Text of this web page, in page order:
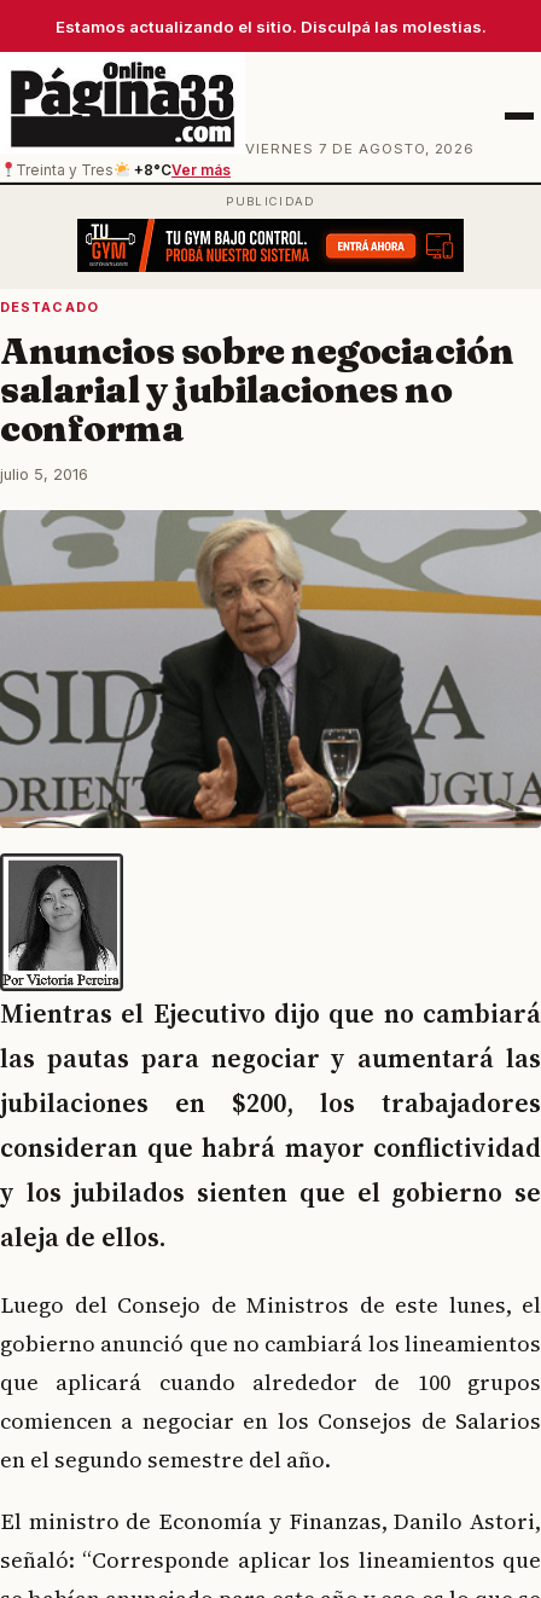
Estamos actualizando el sitio. Disculpá las molestias.
VIERNES 7 DE AGOSTO, 2026
Treinta y Tres
+8°CVer más
Menú
DESTACADO
Anuncios sobre negociación
salarial y jubilaciones no
conforma
julio 5, 2016
Mientras el Ejecutivo dijo que no cambiará
las pautas para negociar y aumentará las
jubilaciones en $200, los trabajadores
consideran que habrá mayor conflictividad
y los jubilados sienten que el gobierno se
aleja de ellos.
Luego del Consejo de Ministros de este lunes, el
gobierno anunció que no cambiará los lineamientos
que aplicará cuando alrededor de 100 grupos
comiencen a negociar en los Consejos de Salarios
en el segundo semestre del año.
El ministro de Economía y Finanzas, Danilo Astori,
señaló: “Corresponde aplicar los lineamientos que